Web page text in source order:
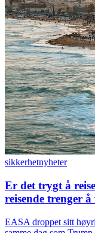
sikkerhetnyheter
Er det trygt å
reisende trenger å
EASA droppet sitt